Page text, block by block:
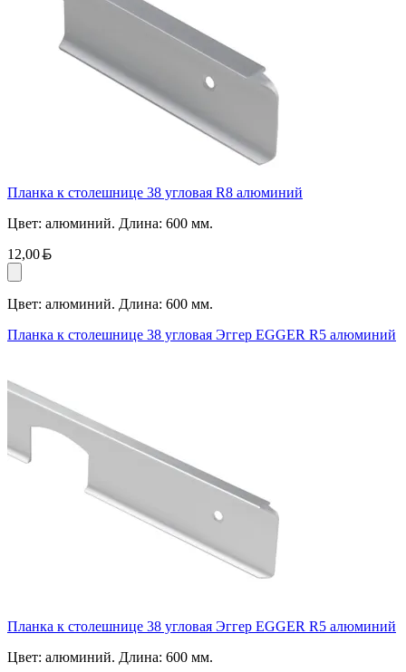
Планка к столешнице 38 угловая R8 алюминий
Цвет: алюминий. Длина: 600 мм.
12,00
Цвет: алюминий. Длина: 600 мм.
Планка к столешнице 38 угловая Эггер EGGER R5 алюминий
Планка к столешнице 38 угловая Эггер EGGER R5 алюминий
Цвет: алюминий. Длина: 600 мм.